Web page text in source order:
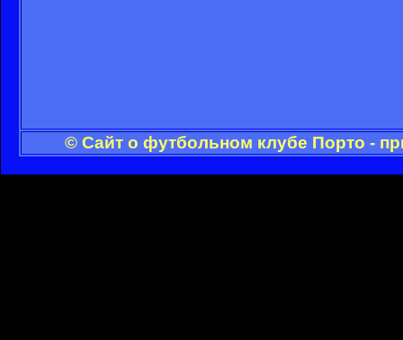
© Сайт о футбольном клубе Порто -